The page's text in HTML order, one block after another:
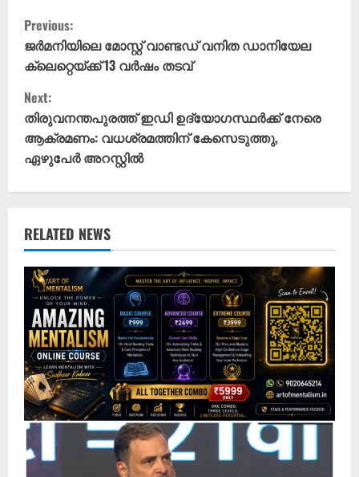
C
o
n
t
i
n
u
e
R
e
a
d
i
n
Previous:
ജർമനിയിലെ മോസ്റ്റ് വാണ്ടഡ് വനിത ഡാനിയേല
ക്ലെറ്റെയ്ക്ക് 13 വർഷം തടവ്
Next:
തിരുവനന്തപുരത്ത് ഇഡി ഉദ്യോഗസ്ഥർക്ക് നേരെ
ആക്രമണം: വധശ്രമത്തിന് കേസെടുത്തു,
ഏഴുപേർ അറസ്റ്റിൽ
RELATED NEWS